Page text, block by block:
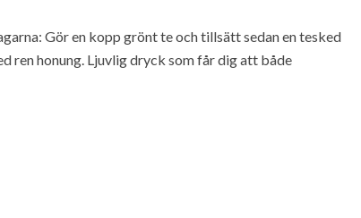
Gör en kopp grönt te och tillsätt sedan en tesked
ren honung. Ljuvlig dryck som får dig att både